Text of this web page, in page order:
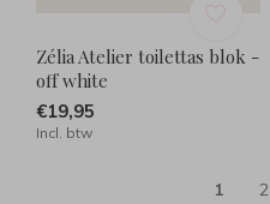
Zélia Atelier toilettas blok -
off white
€19,95
Incl. btw
1 2